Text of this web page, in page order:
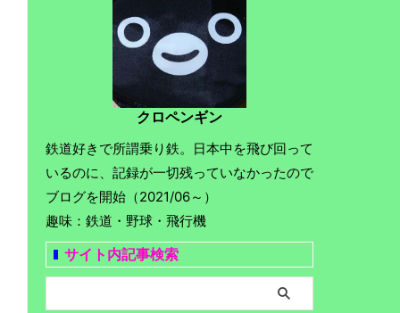
クロペンギン
鉄道好きで所謂乗り鉄。日本中を飛び回って
いるのに、記録が一切残っていなかったので
ブログを開始（2021/06～）
趣味：鉄道・野球・飛行機
サイト内記事検索